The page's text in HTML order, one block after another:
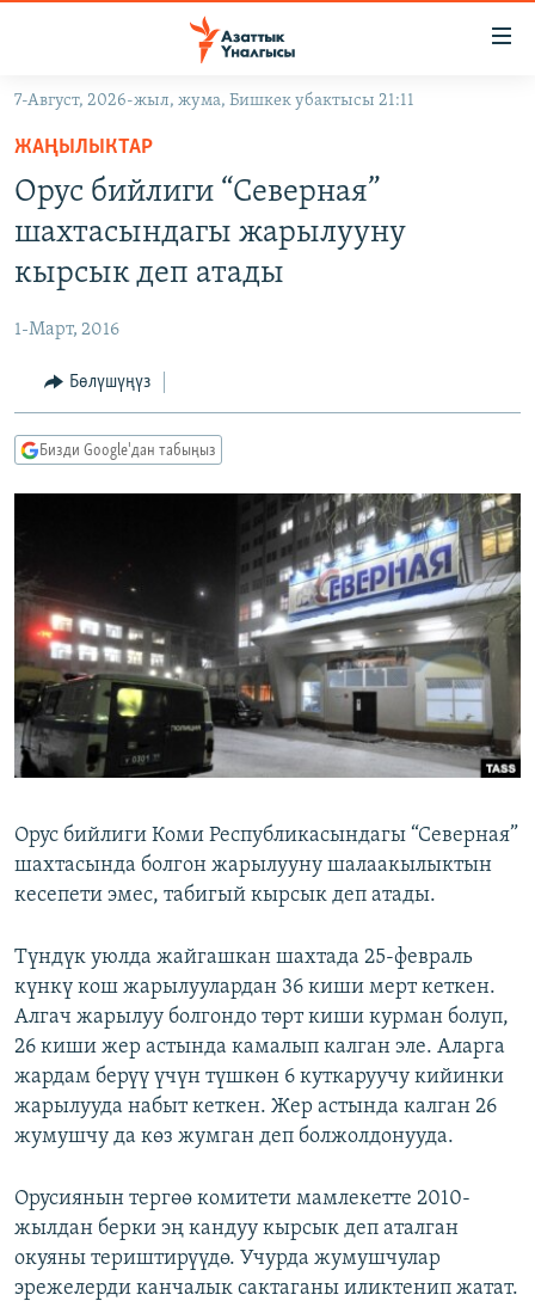
Навигацияга
өтүңүз
Издөөгө
салыңыз
КЫРГЫЗСТАН
КЫРГЫЗСТАН
МАДАНИЯТ
ДҮЙНӨ
ТВ ПРОГРАММАЛАР
БҮГҮН АЗАТТЫКТА
АЗАТТЫК+
ЫҢГАЙСЫЗ СУРООЛОР
ПОДКАСТ
Русский
ЭЕ/АРнун бардык сайттары
7-Август, 2026-жыл, жума, Бишкек убактысы 21:11
ЖАҢЫЛЫКТАР
Орус бийлиги “Северная”
шахтасындагы жарылууну
кырсык деп атады
1-Март, 2016
Бөлүшүңүз
Бизди Google'дан табыңыз
Орус бийлиги Коми Республикасындагы “Северная”
шахтасында болгон жарылууну шалаакылыктын
кесепети эмес, табигый кырсык деп атады.
Түндүк уюлда жайгашкан шахтада 25-февраль
күнкү кош жарылуулардан 36 киши мерт кеткен.
Алгач жарылуу болгондо төрт киши курман болуп,
26 киши жер астында камалып калган эле. Аларга
жардам берүү үчүн түшкөн 6 куткаруучу кийинки
жарылууда набыт кеткен. Жер астында калган 26
жумушчу да көз жумган деп болжолдонууда.
Орусиянын тергөө комитети мамлекетте 2010-
жылдан берки эң кандуу кырсык деп аталган
окуяны териштирүүдө. Учурда жумушчулар
эрежелерди канчалык сактаганы иликтенип жатат.